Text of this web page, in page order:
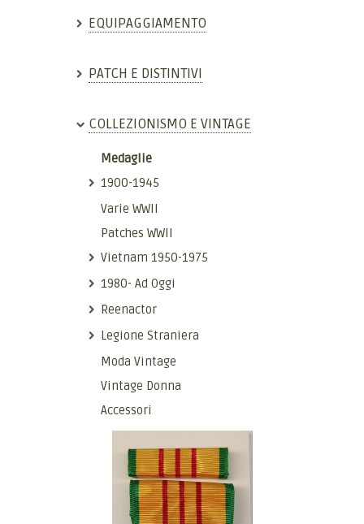
EQUIPAGGIAMENTO
PATCH E DISTINTIVI
COLLEZIONISMO E VINTAGE
Medaglie
1900-1945
Varie WWII
Patches WWII
Vietnam 1950-1975
1980- Ad Oggi
Reenactor
Legione Straniera
Moda Vintage
Vintage Donna
Accessori